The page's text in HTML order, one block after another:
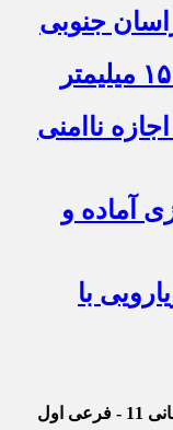
ناامنی
آماده و
با
خراسان جنوبی - بیرجند - طالقانی 11 - فرعی اول